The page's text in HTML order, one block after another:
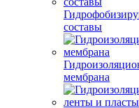
составы
мембрана